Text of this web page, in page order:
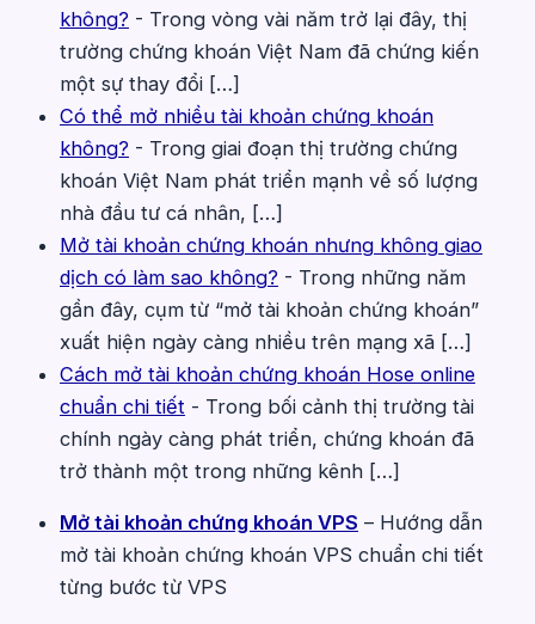
không? - Trong vòng vài năm trở lại đây, thị
trường chứng khoán Việt Nam đã chứng kiến
một sự thay đổi […]
Có thể mở nhiều tài khoản chứng khoán
không? - Trong giai đoạn thị trường chứng
khoán Việt Nam phát triển mạnh về số lượng
nhà đầu tư cá nhân, […]
Mở tài khoản chứng khoán nhưng không giao
dịch có làm sao không? - Trong những năm
gần đây, cụm từ “mở tài khoản chứng khoán”
xuất hiện ngày càng nhiều trên mạng xã […]
Cách mở tài khoản chứng khoán Hose online
chuẩn chi tiết - Trong bối cảnh thị trường tài
chính ngày càng phát triển, chứng khoán đã
trở thành một trong những kênh […]
Mở tài khoản chứng khoán VPS – Hướng dẫn
mở tài khoản chứng khoán VPS chuẩn chi tiết
từng bước từ VPS